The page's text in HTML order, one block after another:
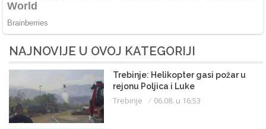
NAJNOVIJE U OVOJ KATEGORIJI
Trebinje: Helikopter gasi požar u
rejonu Poljica i Luke
Trebinje 06.08. u 16:53